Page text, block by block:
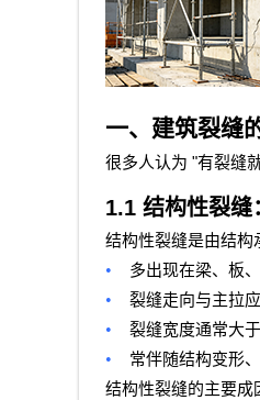
一、建筑裂缝
很多人认为 "有裂缝
1.1 结构性裂缝
结构性裂缝是由结构
• 多出现在梁、板
• 裂缝走向与主拉
• 裂缝宽度通常大于
•
常伴随结构变形
结构性裂缝的主要成